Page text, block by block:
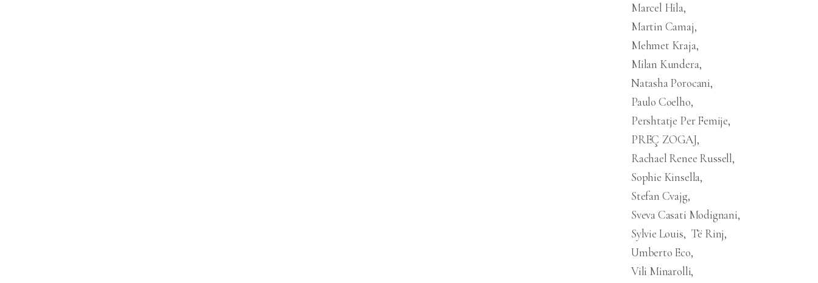
Marcel Hila
Martin Camaj
Mehmet Kraja
Milan Kundera
Natasha Porocani
Paulo Coelho
Pershtatje Per Femije
PREÇ ZOGAJ
Rachael Renee Russell
Sophie Kinsella
Stefan Cvajg
Sveva Casati Modignani
Sylvie Louis
Të Rinj
Umberto Eco
Vili Minarolli